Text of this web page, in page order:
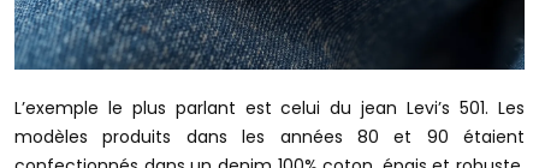
L’exemple le plus parlant est celui du jean Levi’s 501. Les
modèles produits dans les années 80 et 90 étaient